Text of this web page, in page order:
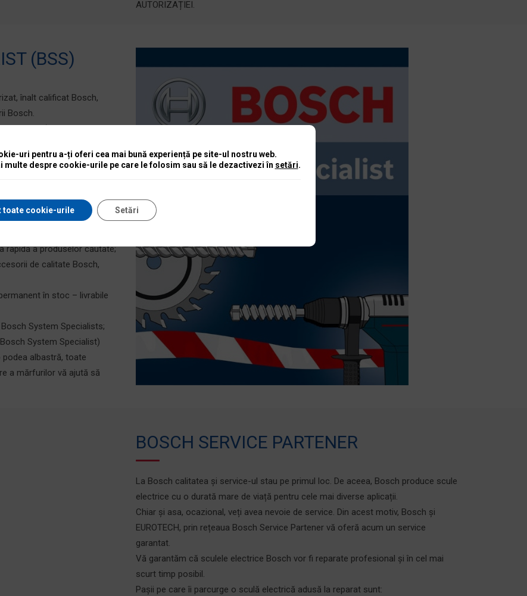
AUTORIZAȚIEI.
(BSS)
înalt calificat Bosch,
Bosch.
Specialists) colaborează
de la Bosch,
altele următoarele servicii
pentru toate produsele
rapidă a produselor căutate;
de calitate Bosch,
în stoc – livrabile
System Specialists;
System Specialist)
albastră, toate
a mărfurilor vă ajută să
BOSCH SERVICE PARTENER
La Bosch calitatea și service-ul stau pe primul loc. De aceea, Bosch produce scule
electrice cu o durată mare de viață pentru cele mai diverse aplicații.
Chiar și asa, ocazional, veți avea nevoie de service. Din acest motiv, Bosch și
EUROTECH, prin rețeaua Bosch Service Partener vă oferă acum un service
garantat.
Vă garantăm că sculele electrice Bosch vor fi reparate profesional și în cel mai
scurt timp posibil.
Pașii pe care îi parcurge o sculă electrică adusă la reparat sunt:
uri pentru a-ți oferi cea mai bună experiență pe site-ul nostru web.
multe despre cookie-urile pe care le folosim sau să le dezactivezi în setări.
toate cookie-urile Setări